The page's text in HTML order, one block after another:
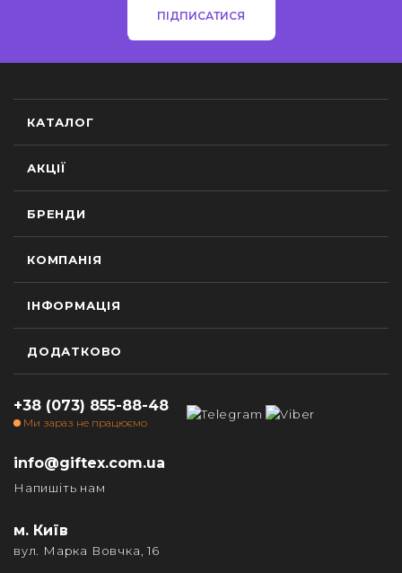
ПІДПИСАТИСЯ
КАТАЛОГ
АКЦІЇ
БРЕНДИ
КОМПАНІЯ
ІНФОРМАЦІЯ
ДОДАТКОВО
+38 (073) 855-88-48
Ми зараз не працюємо
info@giftex.com.ua
Напишіть нам
м. Київ
вул. Марка Вовчка, 16